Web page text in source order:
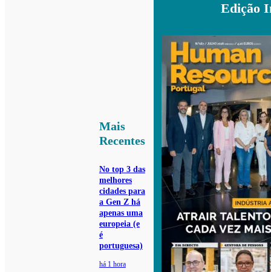
Mais
Recentes
No top 3 das
melhores
cidades para
a Gen Z há
apenas uma
europeia (e
é
portuguesa)
há 1 hora
Edição